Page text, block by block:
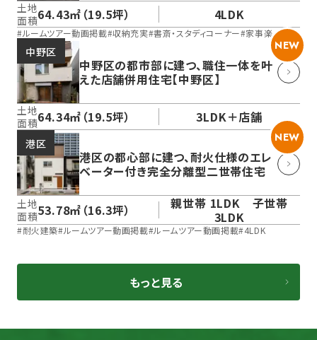
土地
面積64.43㎡（19.5坪） 4LDK
#ルームツアー動画掲載#収納充実#書斎・スタディコーナー#家事楽
中野区 NEW
中野区の都市部に建つ、職住一体を叶
えた店舗併用住宅【中野区】
土地
面積64.34㎡（19.5坪） 3LDK＋店舗
港区 NEW
港区の都心部に建つ、耐火仕様のエレ
ベーター付き完全分離型二世帯住宅
土地
面積53.78㎡（16.3坪）
親世帯 1LDK 子世帯
3LDK
#耐火建築#ルームツアー動画掲載#ルームツアー動画掲載#4LDK
もっと見る